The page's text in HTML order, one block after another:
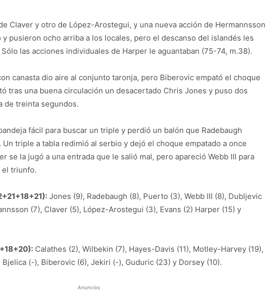
Claver y otro de López-Arostegui, y una nueva acción de Hermannsson
pusieron ocho arriba a los locales, pero el descanso del islandés les
las acciones individuales de Harper le aguantaban (75-74, m.38).
canasta dio aire al conjunto taronja, pero Biberovic empató el choque
tras una buena circulación un desacertado Chris Jones y puso dos
de treinta segundos.
fácil para buscar un triple y perdió un balón que Radebaugh
triple a tabla redimió al serbio y dejó el choque empatado a once
se la jugó a una entrada que le salió mal, pero apareció Webb III para
el triunfo.
Jones (9), Radebaugh (8), Puerto (3), Webb III (8), Dubljevic
(7), Claver (5), López-Arostegui (3), Evans (2) Harper (15) y
Calathes (2), Wilbekin (7), Hayes-Davis (11), Motley-Harvey (19),
(-), Biberovic (6), Jekiri (-), Guduric (23) y Dorsey (10).
Anuncios